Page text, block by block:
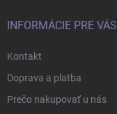
INFORMÁCIE PRE VÁS
Kontakt
Doprava a platba
Prečo nakupovať u nás